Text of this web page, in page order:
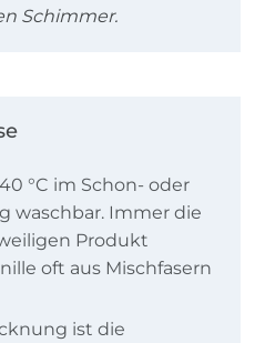
Schimmer.
°C im Schon- oder
waschbar. Immer die
Produkt
oft aus Mischfasern
ist die